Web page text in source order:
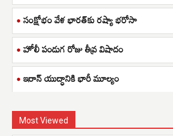
సంక్షోభం వేళ భారత్‌కు రష్యా భరోసా
హోలీ పండుగ రోజు తీవ్ర విషాదం
ఇరాన్ యుద్ధానికి భారీ మూల్యం
Most Viewed